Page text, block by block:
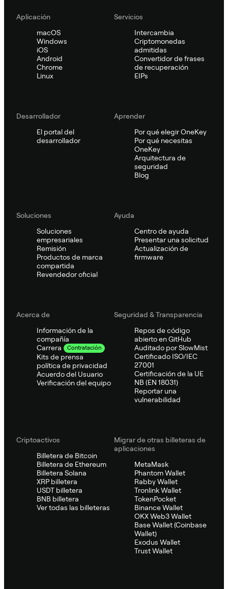
Aplicación
macOS
Windows
iOS
Android
Chrome
Linux
Servicios
Intercambia
Criptomonedas
admitidas
Convertidor de frases
de recuperación
EIPs
Desarrollador
El portal del
desarrollador
Aprender
Por qué elegir OneKey
Por qué necesitas
OneKey
Arquitectura de
seguridad
Blog
Soluciones
Soluciones
empresariales
Remisión
Productos de marca
compartida
Revendedor oficial
Ayuda
Centro de ayuda
Presentar una solicitud
Actualización de
firmware
Acerca de
Información de la
compañía
Carrera
Contratación
Kits de prensa
política de privacidad
Acuerdo del Usuario
Verificación del equipo
Seguridad & Transparencia
Repos de código
abierto en GitHub
Auditado por SlowMist
Certificado ISO/IEC
27001
Certificación de la UE
NB (EN 18031)
Reportar una
vulnerabilidad
Criptoactivos
Billetera de Bitcoin
Billetera de Ethereum
Billetera Solana
XRP billetera
USDT billetera
BNB billetera
Ver todas las billeteras
Migrar de otras billeteras de
aplicaciones
MetaMask
Phantom Wallet
Rabby Wallet
Tronlink Wallet
TokenPocket
Binance Wallet
OKX Web3 Wallet
Base Wallet (Coinbase
Wallet)
Exodus Wallet
Trust Wallet